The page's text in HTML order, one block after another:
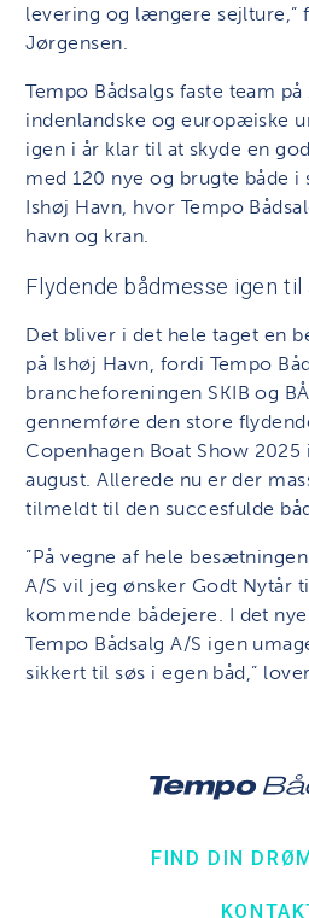
levering og længere sejlture,”
Jørgensen.
Tempo Bådsalgs faste team
indenlandske og europæiske
igen i år klar til at skyde en
med 120 nye og brugte både i
Ishøj Havn, hvor Tempo
havn og kran.
Flydende bådmesse igen til
Det bliver i det hele taget en
på Ishøj Havn, fordi Tempo
brancheforeningen SKIB og
gennemføre den store
Copenhagen Boat Show 2025
august. Allerede nu er der
tilmeldt til den succesfulde
”På vegne af hele
A/S vil jeg ønsker Godt Nytår
kommende bådejere. I det
Tempo Bådsalg A/S igen
sikkert til søs i egen båd,”
FIND DIN